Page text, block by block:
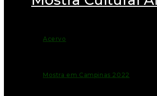
Acervo
Mostra em Campinas 2022